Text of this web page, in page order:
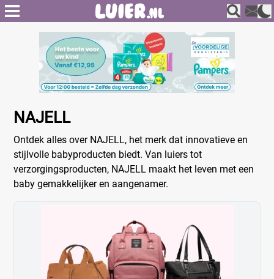
NAJELL
Ontdek alles over NAJELL, het merk dat innovatieve en
stijlvolle babyproducten biedt. Van luiers tot
verzorgingsproducten, NAJELL maakt het leven met een
baby gemakkelijker en aangenamer.